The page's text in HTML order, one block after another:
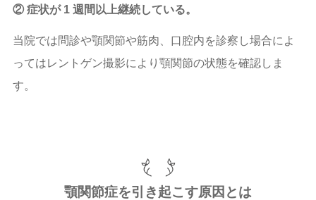
② 症状が 1 週間以上継続している。
当院では問診や顎関節や筋肉、口腔内を診察し場合によ
ってはレントゲン撮影により顎関節の状態を確認しま
す。
顎関節症を引き起こす原因とは